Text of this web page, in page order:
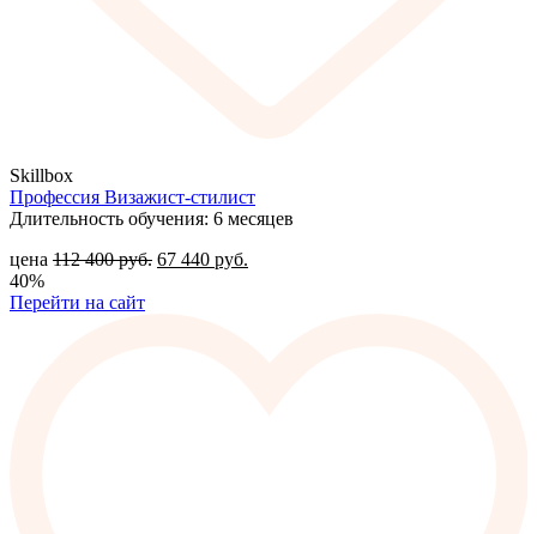
Skillbox
Профессия Визажист-стилист
Длительность обучения: 6 месяцев
цена 112 400руб. 67 440 руб.
40%
Перейти на сайт